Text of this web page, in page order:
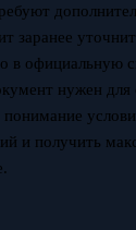
заранее
в официальную
нужен для
понимание
и получить